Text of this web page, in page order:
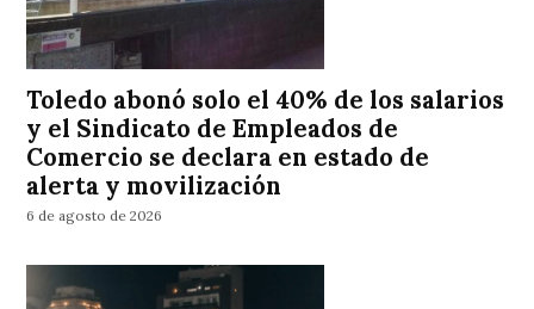
Toledo abonó solo el 40% de los salarios
y el Sindicato de Empleados de
Comercio se declara en estado de
alerta y movilización
6 de agosto de 2026